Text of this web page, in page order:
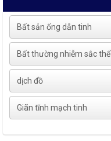
Bất sản ống dẫn tinh
Bất thường nhiễm sắc thể
dịch đồ
Giãn tĩnh mạch tinh